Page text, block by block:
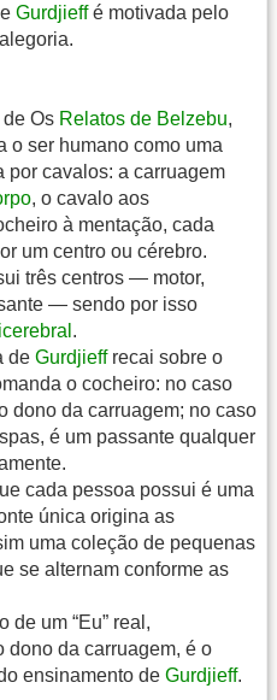
Gurdjieffé motivada pelo
Os Relatos de Belzebu,
o ser humano como uma
por cavalos: a carruagem
, o cavalo aos
à mentação, cada
um centro ou cérebro.
três centros — motor,
— sendo por isso
.
de Gurdjieffrecai sobre o
o cocheiro: no caso
dono da carruagem; no caso
é um passante qualquer
cada pessoa possui é uma
única origina as
uma coleção de pequenas
se alternam conforme as
de um “Eu” real,
dono da carruagem, é o
ensinamento de Gurdjieff.